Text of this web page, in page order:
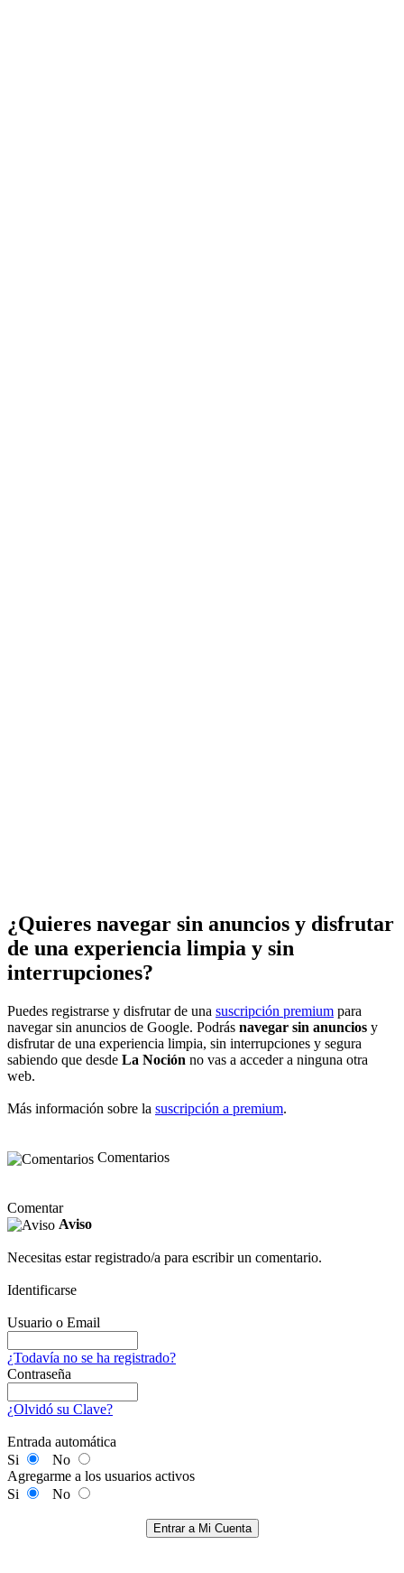
¿Quieres navegar sin anuncios y disfrutar
de una experiencia limpia y sin
interrupciones?
Puedes registrarse y disfrutar de una suscripción premium para
navegar sin anuncios de Google. Podrás navegar sin anuncios y
disfrutar de una experiencia limpia, sin interrupciones y segura
sabiendo que desde La Noción no vas a acceder a ninguna otra
web.
Más información sobre la suscripción a premium.
Comentarios
Comentar
Aviso
Necesitas estar registrado/a para escribir un comentario.
Identificarse
Usuario o Email
¿Todavía no se ha registrado?
Contraseña
¿Olvidó su Clave?
Entrada automática
Si
No
Agregarme a los usuarios activos
Si
No
Entrar a Mi Cuenta